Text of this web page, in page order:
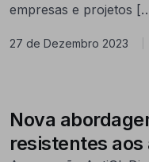
empresas e projetos
27 de Dezembro 2023
Nova
resistentes